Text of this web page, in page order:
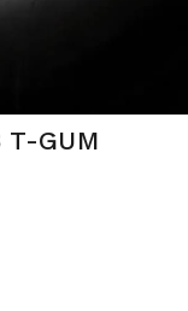
T-GUM